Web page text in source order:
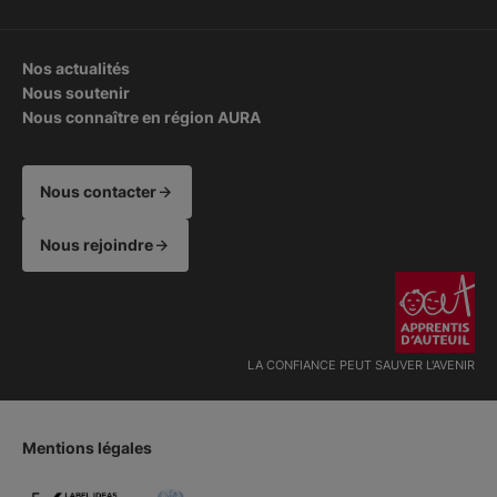
Nos actualités
Nous soutenir
Nous connaître en région AURA
Nous contacter
Nous rejoindre
LA CONFIANCE PEUT SAUVER L'AVENIR
Mentions légales